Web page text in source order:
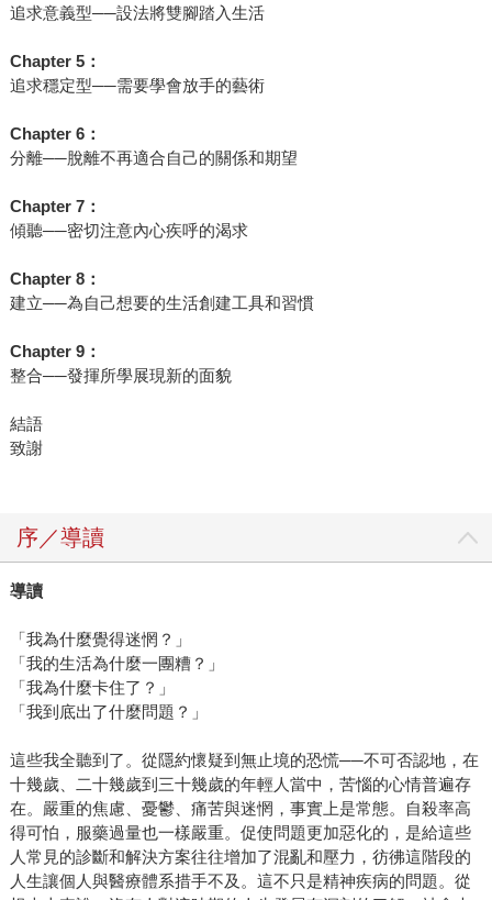
追求意義型──設法將雙腳踏入生活
Chapter 5：
追求穩定型──需要學會放手的藝術
Chapter 6：
分離──脫離不再適合自己的關係和期望
Chapter 7：
傾聽──密切注意內心疾呼的渴求
Chapter 8：
建立──為自己想要的生活創建工具和習慣
Chapter 9：
整合──發揮所學展現新的面貌
結語
致謝
序／導讀
導讀
「我為什麼覺得迷惘？」
「我的生活為什麼一團糟？」
「我為什麼卡住了？」
「我到底出了什麼問題？」
這些我全聽到了。從隱約懷疑到無止境的恐慌──不可否認地，在
十幾歲、二十幾歲到三十幾歲的年輕人當中，苦惱的心情普遍存
在。嚴重的焦慮、憂鬱、痛苦與迷惘，事實上是常態。自殺率高
得可怕，服藥過量也一樣嚴重。促使問題更加惡化的，是給這些
人常見的診斷和解決方案往往增加了混亂和壓力，彷彿這階段的
人生讓個人與醫療體系措手不及。這不只是精神疾病的問題。從